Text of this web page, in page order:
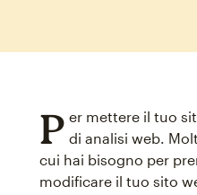
P er mettere il tuo
di analisi web.
cui hai bisogno per
modificare il tuo sito